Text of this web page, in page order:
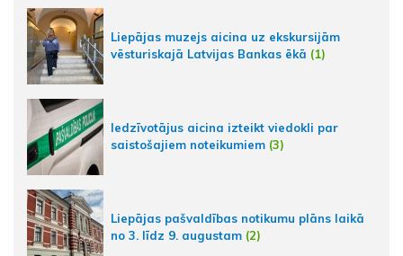
Liepājas muzejs aicina uz ekskursijām
vēsturiskajā Latvijas Bankas ēkā (1)
Iedzīvotājus aicina izteikt viedokli par
saistošajiem noteikumiem (3)
Liepājas pašvaldības notikumu plāns laikā
no 3. līdz 9. augustam (2)